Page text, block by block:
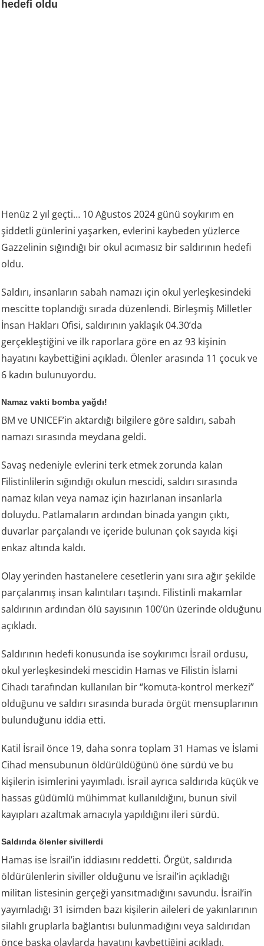
hedefi oldu
Henüz 2 yıl geçti… 10 Ağustos 2024 günü soykırım en
şiddetli günlerini yaşarken, evlerini kaybeden yüzlerce
Gazzelinin sığındığı bir okul acımasız bir saldırının hedefi
oldu.
Saldırı, insanların sabah namazı için okul yerleşkesindeki
mescitte toplandığı sırada düzenlendi. Birleşmiş Milletler
İnsan Hakları Ofisi, saldırının yaklaşık 04.30’da
gerçekleştiğini ve ilk raporlara göre en az 93 kişinin
hayatını kaybettiğini açıkladı. Ölenler arasında 11 çocuk ve
6 kadın bulunuyordu.
Namaz vakti bomba yağdı!
BM ve UNICEF’in aktardığı bilgilere göre saldırı, sabah
namazı sırasında meydana geldi.
Savaş nedeniyle evlerini terk etmek zorunda kalan
Filistinlilerin sığındığı okulun mescidi, saldırı sırasında
namaz kılan veya namaz için hazırlanan insanlarla
doluydu. Patlamaların ardından binada yangın çıktı,
duvarlar parçalandı ve içeride bulunan çok sayıda kişi
enkaz altında kaldı.
Olay yerinden hastanelere cesetlerin yanı sıra ağır şekilde
parçalanmış insan kalıntıları taşındı. Filistinli makamlar
saldırının ardından ölü sayısının 100’ün üzerinde olduğunu
açıkladı.
Saldırının hedefi konusunda ise soykırımcı İsrail ordusu,
okul yerleşkesindeki mescidin Hamas ve Filistin İslami
Cihadı tarafından kullanılan bir “komuta-kontrol merkezi”
olduğunu ve saldırı sırasında burada örgüt mensuplarının
bulunduğunu iddia etti.
Katil İsrail önce 19, daha sonra toplam 31 Hamas ve İslami
Cihad mensubunun öldürüldüğünü öne sürdü ve bu
kişilerin isimlerini yayımladı. İsrail ayrıca saldırıda küçük ve
hassas güdümlü mühimmat kullanıldığını, bunun sivil
kayıpları azaltmak amacıyla yapıldığını ileri sürdü.
Saldırıda ölenler sivillerdi
Hamas ise İsrail’in iddiasını reddetti. Örgüt, saldırıda
öldürülenlerin siviller olduğunu ve İsrail’in açıkladığı
militan listesinin gerçeği yansıtmadığını savundu. İsrail’in
yayımladığı 31 isimden bazı kişilerin aileleri de yakınlarının
silahlı gruplarla bağlantısı bulunmadığını veya saldırıdan
önce başka olaylarda hayatını kaybettiğini açıkladı.